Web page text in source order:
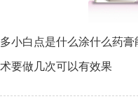
小白点是什么涂什么药膏
要做几次可以有效果